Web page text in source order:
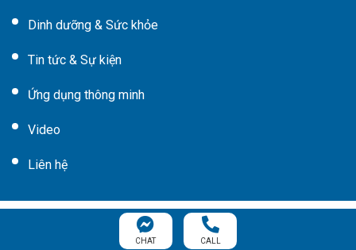
CHAT CALL
Dinh dưỡng & Sức khỏe
Tin tức & Sự kiện
Ứng dụng thông minh
Video
Liên hệ
© Copyright © 2020Viện Dinh Dưỡng TP.HCM
reserved.